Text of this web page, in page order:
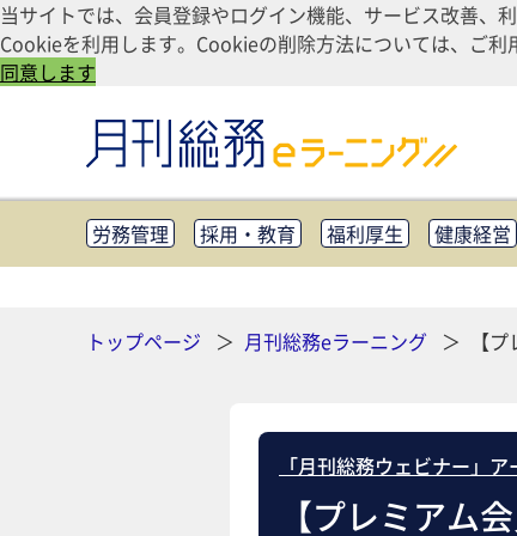
当サイトでは、会員登録やログイン機能、サービス改善、
Cookieを利用します。Cookieの削除方法については、ご
同意します
労務管理 採用・教育 福利厚生 健康経営
知財管理
リスクマネジメント・BCP 社外
助成
トップページ
月刊総務eラーニング 【
「月刊総務ウェビナー」
【プレミアム